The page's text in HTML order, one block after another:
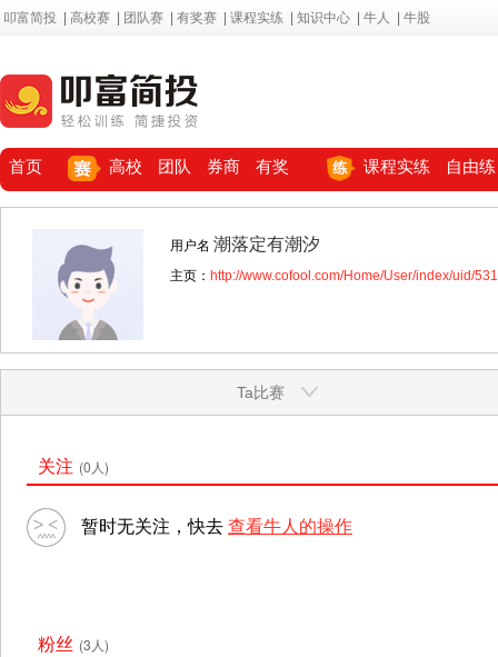
叩富简投 高校赛 团队赛 有奖赛 课程实练 知识中心 牛人 牛股
首页 高校 团队 券商 有奖 课程实练 自由练
用户名 潮落定有潮汐
主页： http://www.cofool.com/Home/User/index/uid/
Ta比赛
关注 (0人)
暂时无关注，快去 查看牛人的操作
粉丝 (3人)